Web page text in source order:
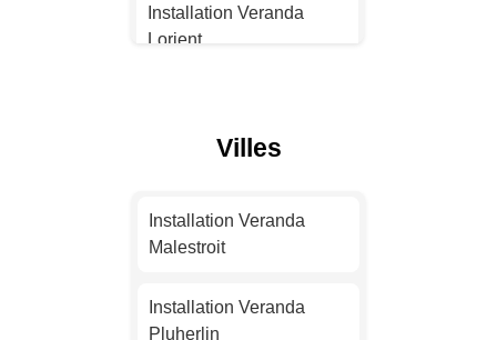
Installation Veranda
Montpellier
Installation Veranda
Installation Veranda
Installation Veranda
Lorient
Saint-Avé
Vannes
Villes
Installation Veranda
Malestroit
Installation Veranda
Pluherlin